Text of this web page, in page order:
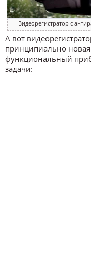
Видеорегистратор с
А вот
принципиально
функциональный
задачи: